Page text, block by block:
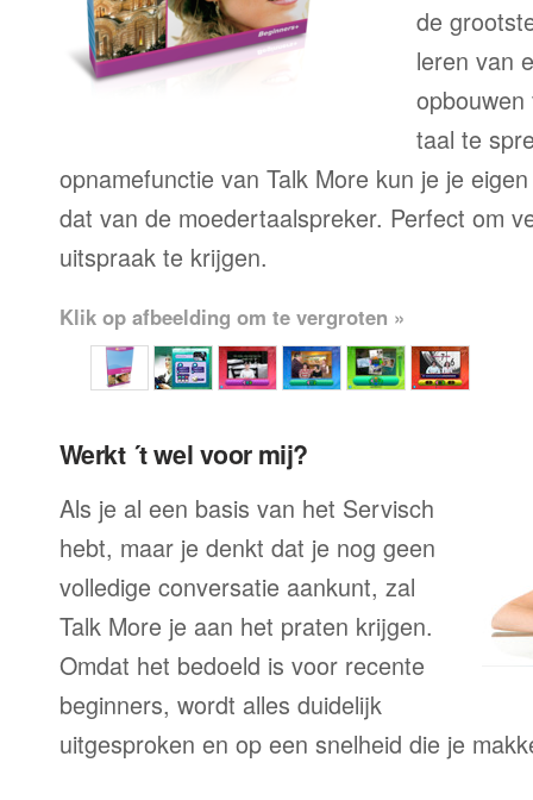
de
leren van
taal te
opnamefunctie van Talk More kun je je
dat van de moedertaalspreker. Perfect om
uitspraak te krijgen.
Klik op afbeelding om te vergroten »
Werkt ´t wel voor mij?
Als je al een basis van het Servisch
hebt, maar je denkt dat je nog geen
volledige conversatie aankunt, zal
Talk More je aan het praten krijgen.
Omdat het bedoeld is voor recente
beginners, wordt alles duidelijk
uitgesproken en op een snelheid die je